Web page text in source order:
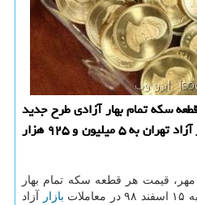
سكه تمام بهار آزادی طرح جدید
۱۵ اسفند ۹۸ در معاملات بازار آزاد تهران به ۵ میلیون و ۹۲۵ هزار
قیمت هر قطعه سكه تمام بهار
بازار
آزاد